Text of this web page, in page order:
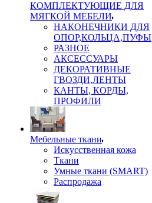
КОМПЛЕКТУЮЩИЕ ДЛЯ
МЯГКОЙ МЕБЕЛИ
НАКОНЕЧНИКИ ДЛЯ
ОПОР,КОЛЬЦА,ПУФЫ
РАЗНОЕ
АКСЕССУАРЫ
ДЕКОРАТИВНЫЕ
ГВОЗДИ,ЛЕНТЫ
КАНТЫ, КОРДЫ,
ПРОФИЛИ
Мебельные ткани
Искусственная кожа
Ткани
Умные ткани (SMART)
Распродажа